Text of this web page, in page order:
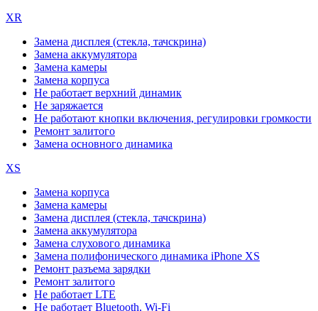
XR
Замена дисплея (стекла, тачскрина)
Замена аккумулятора
Замена камеры
Замена корпуса
Не работает верхний динамик
Не заряжается
Не работают кнопки включения, регулировки громкости
Ремонт залитого
Замена основного динамика
XS
Замена корпуса
Замена камеры
Замена дисплея (стекла, тачскрина)
Замена аккумулятора
Замена слухового динамика
Замена полифонического динамика iPhone XS
Ремонт разъема зарядки
Ремонт залитого
Не работает LTE
Не работает Bluetooth, Wi-Fi